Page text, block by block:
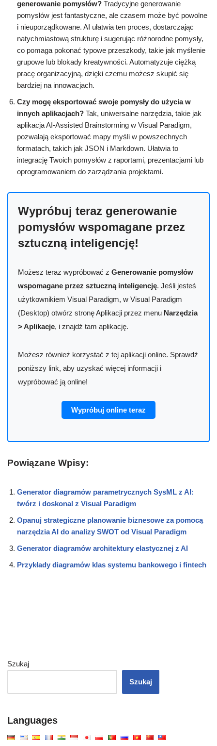
generowanie pomysłów? Tradycyjne generowanie
pomysłów jest fantastyczne, ale czasem może być powolne
i nieuporządkowane. AI ułatwia ten proces, dostarczając
natychmiastową strukturę i sugerując różnorodne pomysły,
co pomaga pokonać typowe przeszkody, takie jak myślenie
grupowe lub blokady kreatywności. Automatyzuje ciężką
pracę organizacyjną, dzięki czemu możesz skupić się
bardziej na innowacjach.
Czy mogę eksportować swoje pomysły do użycia w
innych aplikacjach? Tak, uniwersalne narzędzia, takie jak
aplikacja AI-Assisted Brainstorming w Visual Paradigm,
pozwalają eksportować mapy myśli w powszechnych
formatach, takich jak JSON i Markdown. Ułatwia to
integrację Twoich pomysłów z raportami, prezentacjami lub
oprogramowaniem do zarządzania projektami.
Wypróbuj teraz generowanie
pomysłów wspomagane przez
sztuczną inteligencję!
Możesz teraz wypróbować z Generowanie pomysłów
wspomagane przez sztuczną inteligencję. Jeśli jesteś
użytkownikiem Visual Paradigm, w Visual Paradigm
(Desktop) otwórz stronę Aplikacji przez menu Narzędzia
> Aplikacje, i znajdź tam aplikację.
Możesz również korzystać z tej aplikacji online. Sprawdź
poniższy link, aby uzyskać więcej informacji i
wypróbować ją online!
Wypróbuj online teraz
Powiązane Wpisy:
Generator diagramów parametrycznych SysML z AI:
twórz i doskonal z Visual Paradigm
Opanuj strategiczne planowanie biznesowe za pomocą
narzędzia AI do analizy SWOT od Visual Paradigm
Generator diagramów architektury elastycznej z AI
Przykłady diagramów klas systemu bankowego i fintech
Szukaj
Szukaj
Languages